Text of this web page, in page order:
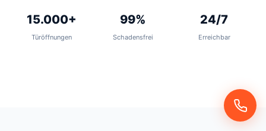
15.000+
Türöffnungen
99%
Schadensfrei
24/7
Erreichbar